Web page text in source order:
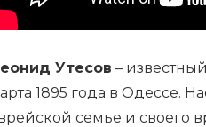
Утесов –
1895 года в Одессе.
семье и своего